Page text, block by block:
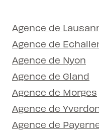
Agence de
Agence de
Agence de Nyon
Agence de Gland
Agence de Morges
Agence de
Agence de